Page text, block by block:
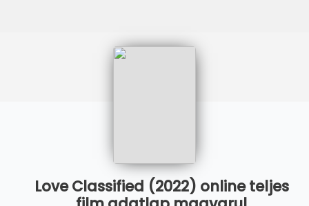
Love Classified (2022) online teljes